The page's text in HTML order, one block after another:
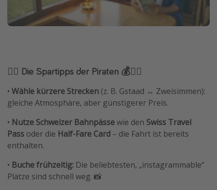
🏴‍☠️ Die Spartipps der Piraten 💰🏴‍☠️
• Wähle kürzere Strecken (z. B. Gstaad ↔ Zweisimmen):
gleiche Atmosphäre, aber günstigerer Preis.
• Nutze Schweizer Bahnpässewie den Swiss Travel
Pass oder die Half-Fare Card – die Fahrt ist bereits
enthalten.
• Buche frühzeitig: Die beliebtesten, „instagrammable“
Plätze sind schnell weg. 📸